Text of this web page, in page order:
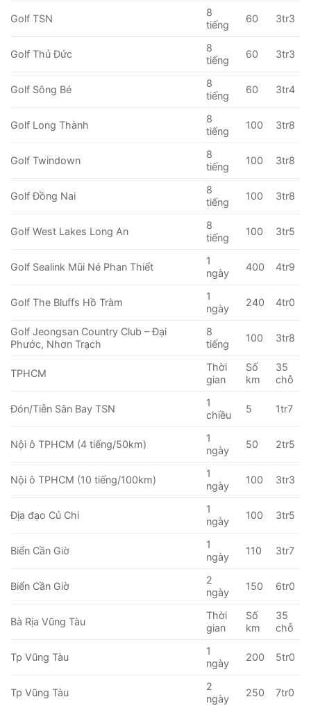
Golf TSN
8
tiếng
60 3tr3
Golf Thủ Đức
8
tiếng
60 3tr3
Golf Sông Bé
8
tiếng
60 3tr4
Golf Long Thành
8
tiếng
100 3tr8
Golf Twindown
8
tiếng
100 3tr8
Golf Đồng Nai
8
tiếng
100 3tr8
Golf West Lakes Long An
8
tiếng
100 3tr5
Golf Sealink Mũi Né Phan Thiết
1
ngày
400 4tr9
Golf The Bluffs Hồ Tràm
1
ngày
240 4tr0
Golf Jeongsan Country Club – Đại
Phước, Nhơn Trạch
8
tiếng
100 3tr8
TPHCM
Thời
gian
Số
km
35
chỗ
Đón/Tiễn Sân Bay TSN
1
chiều
5 1tr7
Nội ô TPHCM (4 tiếng/50km)
1
ngày
50 2tr5
Nội ô TPHCM (10 tiếng/100km)
1
ngày
100 3tr3
Địa đạo Củ Chi
1
ngày
100 3tr5
Biển Cần Giờ
1
ngày
110 3tr7
Biển Cần Giờ
2
ngày
150 6tr0
Bà Rịa Vũng Tàu
Thời
gian
Số
km
35
chỗ
Tp Vũng Tàu
1
ngày
200 5tr0
Tp Vũng Tàu
2
ngày
250 7tr0